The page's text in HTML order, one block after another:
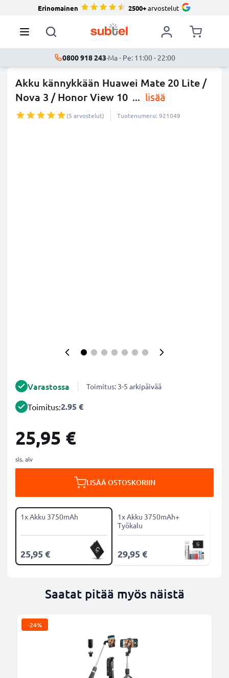
Erinomainen 2500+arvostelut
0800 918 243·Ma - Pe: 11:00 - 22:00
Akku kännykkään Huawei Mate 20 Lite /
Nova 3 / Honor View 10 ... lisää
(5 arvostelut) Tuotenumero: 921049
Varastossa Toimitus: 3-5 arkipäivää
Toimitus:2.95 €
25,95 €
sis. alv
LISÄÄ OSTOSKORIIN
1x Akku 3750mAh
25,95 €
1x Akku 3750mAh+
Työkalu
29,95 €
Saatat pitää myös näistä
-24%